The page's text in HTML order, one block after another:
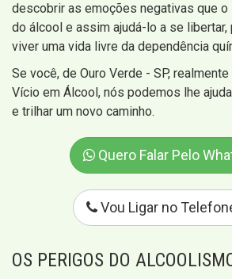
descobrir as emoções negativas que o
do álcool e assim ajudá-lo a se
viver uma vida livre da dependência
Se você, de Ouro Verde - SP,
Vício em Álcool, nós podemos lhe
e trilhar um novo caminho.
Quero Falar Pelo
Vou Ligar no
OS PERIGOS DO